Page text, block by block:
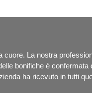
cuore. La nostra
bonifiche è confermata
ha ricevuto in tutti